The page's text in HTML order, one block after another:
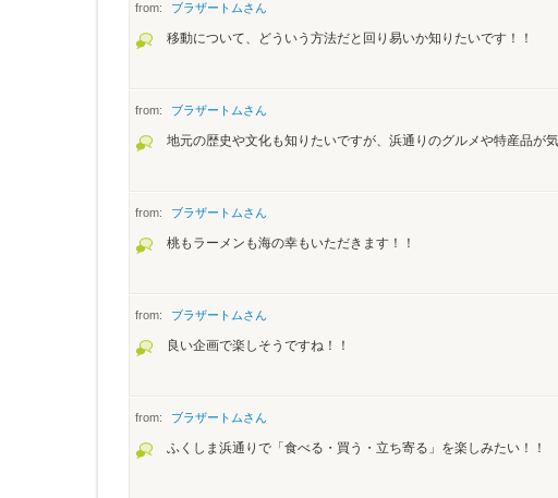
from: ブラザートムさん
移動について、どういう方法だと回り易いか知りたいです！！
from: ブラザートムさん
地元の歴史や文化も知りたいですが、浜通りのグルメや特産品が
from: ブラザートムさん
桃もラーメンも海の幸もいただきます！！
from: ブラザートムさん
良い企画で楽しそうですね！！
from: ブラザートムさん
ふくしま浜通りで「食べる・買う・立ち寄る」を楽しみたい！！